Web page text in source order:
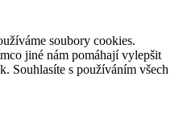
soubory cookies.
jiné nám pomáhají vylepšit
Souhlasíte s používáním všech